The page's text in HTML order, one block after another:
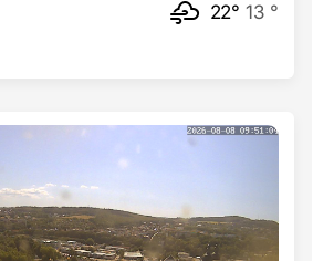
22° 13 °